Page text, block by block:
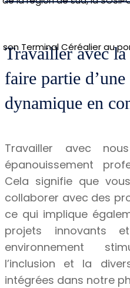
son Terminal Céréalier au
Recrutement
Travailler avec la
faire partie
dynamique en
Travailler avec
épanouissement
Cela signifie que
collaborer avec des
ce qui implique
projets innovants
environnement
l’inclusion et la
intégrées dans notre